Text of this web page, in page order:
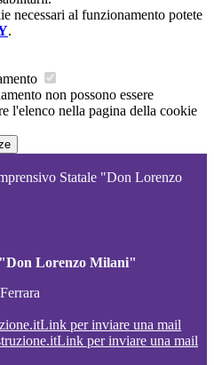
necessari al funzionamento potete
.
non possono essere
l'elenco nella pagina della cookie
Statale "Don Lorenzo
Lorenzo Milani"
Link per inviare una mail
Link per inviare una mail